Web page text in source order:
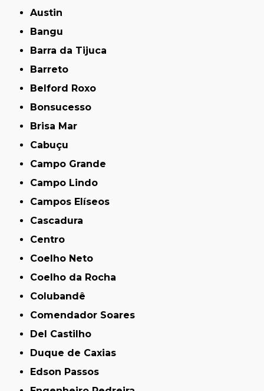
Austin
Bangu
Barra da Tijuca
Barreto
Belford Roxo
Bonsucesso
Brisa Mar
Cabuçu
Campo Grande
Campo Lindo
Campos Elíseos
Cascadura
Centro
Coelho Neto
Coelho da Rocha
Colubandê
Comendador Soares
Del Castilho
Duque de Caxias
Edson Passos